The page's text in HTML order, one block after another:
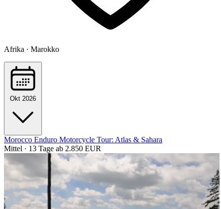
Afrika · Marokko
Okt 2026
Morocco Enduro Motorcycle Tour: Atlas & Sahara
Mittel · 13 Tage ab 2.850 EUR